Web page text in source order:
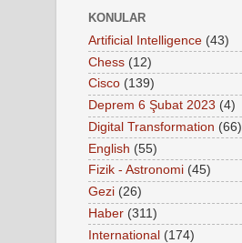
KONULAR
Artificial Intelligence (43)
Chess (12)
Cisco (139)
Deprem 6 Şubat 2023 (4)
Digital Transformation (66)
English (55)
Fizik - Astronomi (45)
Gezi (26)
Haber (311)
International (174)